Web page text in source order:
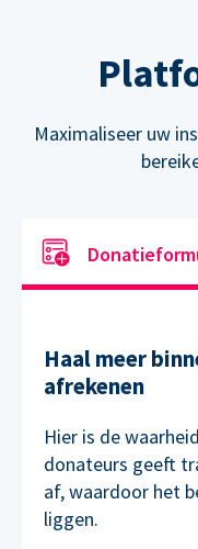
Maximaliseer uw
Haal meer
afrekenen
Hier is de
donateurs geeft
af, waardoor het
liggen.